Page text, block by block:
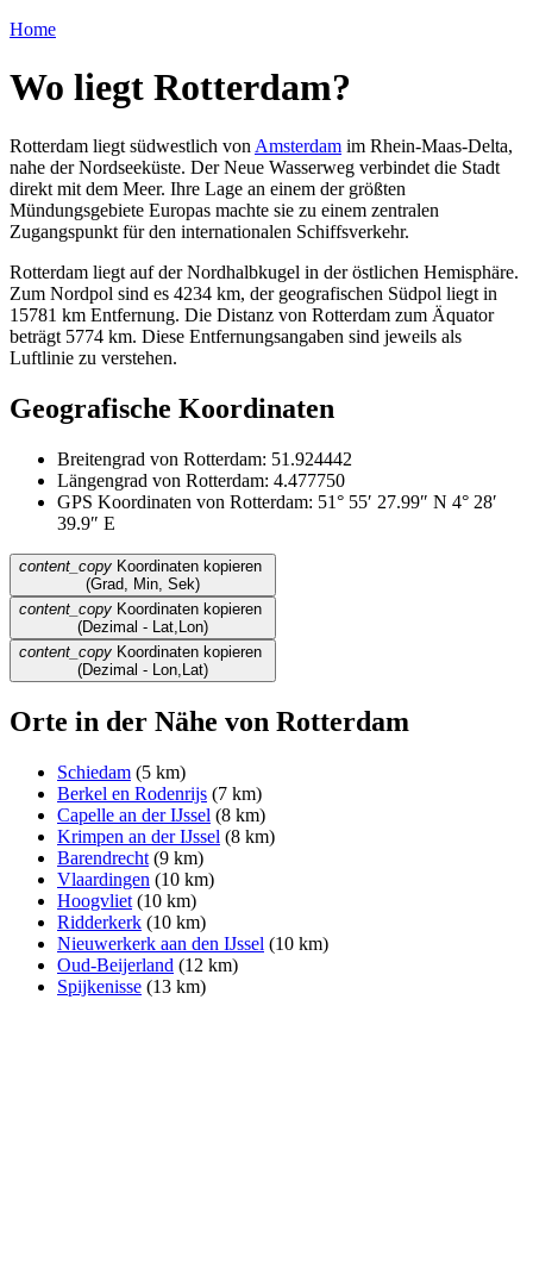
Home
Wo liegt Rotterdam?
Rotterdam liegt südwestlich von Amsterdam im Rhein-Maas-Delta,
nahe der Nordseeküste. Der Neue Wasserweg verbindet die Stadt
direkt mit dem Meer. Ihre Lage an einem der größten
Mündungsgebiete Europas machte sie zu einem zentralen
Zugangspunkt für den internationalen Schiffsverkehr.
Rotterdam liegt auf der Nordhalbkugel in der östlichen Hemisphäre.
Zum Nordpol sind es 4234 km, der geografischen Südpol liegt in
15781 km Entfernung. Die Distanz von Rotterdam zum Äquator
beträgt 5774 km. Diese Entfernungsangaben sind jeweils als
Luftlinie zu verstehen.
Geografische Koordinaten
Breitengrad von Rotterdam: 51.924442
Längengrad von Rotterdam: 4.477750
GPS Koordinaten von Rotterdam: 51° 55′ 27.99″ N 4° 28′
39.9″ E
content_copy Koordinaten kopieren
(Grad, Min, Sek)
content_copy Koordinaten kopieren
(Dezimal - Lat,Lon)
content_copy Koordinaten kopieren
(Dezimal - Lon,Lat)
Orte in der Nähe von Rotterdam
Schiedam (5 km)
Berkel en Rodenrijs (7 km)
Capelle an der IJssel (8 km)
Krimpen an der IJssel (8 km)
Barendrecht (9 km)
Vlaardingen (10 km)
Hoogvliet (10 km)
Ridderkerk (10 km)
Nieuwerkerk aan den IJssel (10 km)
Oud-Beijerland (12 km)
Spijkenisse (13 km)